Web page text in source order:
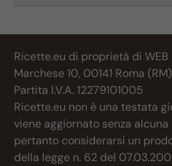
Ricette.eu di proprietà di
Marchese 10, 00141 Roma
Partita I.V.A. 12279101005
Ricette.eu non è una testata
viene aggiornato senza
pertanto considerarsi un
della legge n. 62 del